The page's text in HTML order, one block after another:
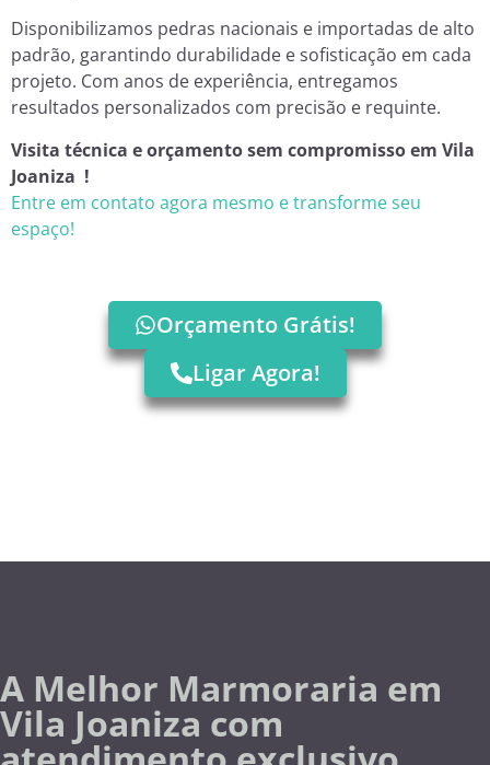
Disponibilizamos pedras nacionais e importadas de alto
padrão, garantindo durabilidade e sofisticação em cada
projeto. Com anos de experiência, entregamos
resultados personalizados com precisão e requinte.
Visita técnica e orçamento sem compromisso em Vila
Joaniza !
Entre em contato agora mesmo e transforme seu
espaço!
Orçamento Grátis!
Ligar Agora!
A Melhor Marmoraria em
Vila Joaniza com